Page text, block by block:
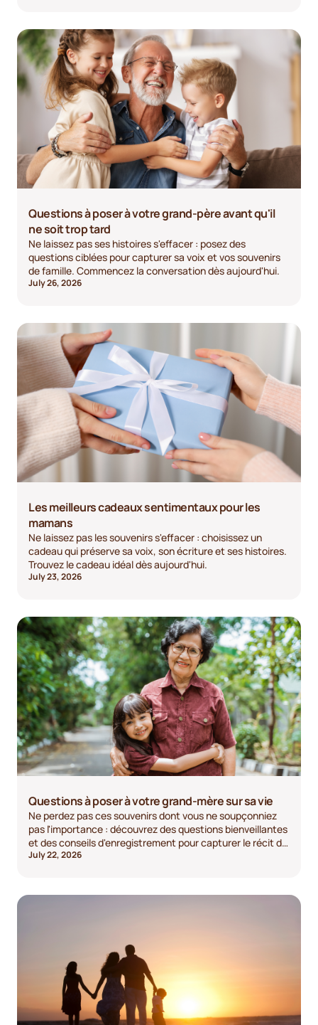
Questions à poser à votre grand-père avant qu'il
ne soit trop tard
Ne laissez pas ses histoires s'effacer : posez des
questions ciblées pour capturer sa voix et vos souvenirs
de famille. Commencez la conversation dès aujourd'hui.
July 26, 2026
Les meilleurs cadeaux sentimentaux pour les
mamans
Ne laissez pas les souvenirs s'effacer : choisissez un
cadeau qui préserve sa voix, son écriture et ses histoires.
Trouvez le cadeau idéal dès aujourd'hui.
July 23, 2026
Questions à poser à votre grand-mère sur sa vie
Ne perdez pas ces souvenirs dont vous ne soupçonniez
pas l'importance : découvrez des questions bienveillantes
et des conseils d'enregistrement pour capturer le récit de
sa vie. Lancez la conversation dès aujourd'hui.
July 22, 2026